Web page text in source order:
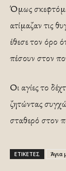
Όμως
ατίμαζαν τις
έθεσε τον όρο
πέσουν στον
Οι αγίες το
ζητώντας
σταθερό στον
ΕΤΙΚΕΤΕΣ Άγια